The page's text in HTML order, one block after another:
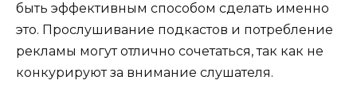
быть эффективным способом сделать именно
это. Прослушивание подкастов и потребление
рекламы могут отлично сочетаться, так как не
конкурируют за внимание слушателя.